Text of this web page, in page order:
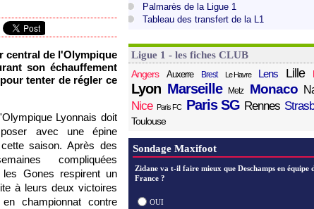
central de l'Olympique
son échauffement
tenter de régler ce
Lyonnais doit
avec une épine
saison. Après des
compliquées
les Gones respirent un
à leurs deux victoires
championnat contre
Palmarès de la Ligue 1
Tableau des transfert de la L1
Ligue 1 - les fiches CLUB
Angers
Auxerre Brest Le Havre Lens Lille
Lyon Marseille Metz Monaco
Nice Paris FC Paris SG Rennes
Toulouse
Sondage Maxifoot
Zidane va t-il faire mieux que Deschamps en équipe
France ?
OUI